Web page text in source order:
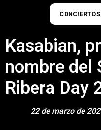
CONCIERTOS
Kasabian,
nombre del
Ribera Day
22 de marzo de